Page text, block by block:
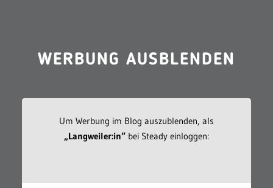
WERBUNG AUSBLENDEN
Um Werbung im Blog auszublenden, als
„Langweiler:in“bei Steady einloggen: